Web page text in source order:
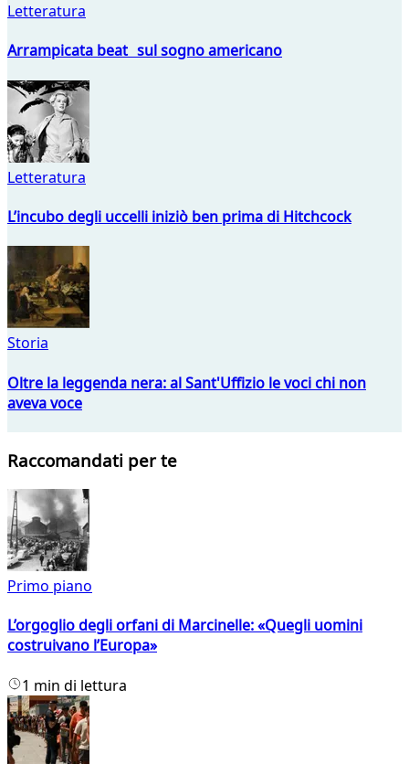
Letteratura
Arrampicata beat sul sogno americano
Letteratura
L’incubo degli uccelli iniziò ben prima di Hitchcock
Storia
Oltre la leggenda nera: al Sant'Uffizio le voci chi non
aveva voce
Raccomandati per te
Primo piano
L’orgoglio degli orfani di Marcinelle: «Quegli uomini
costruivano l’Europa»
1 min di lettura